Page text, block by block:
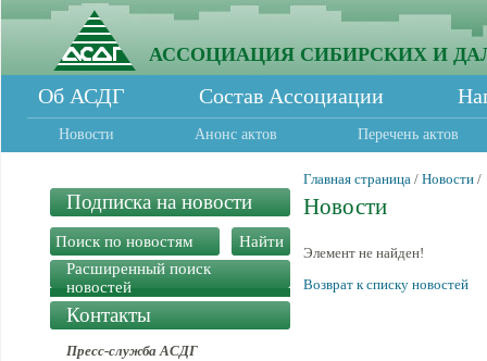
АССОЦИАЦИЯ СИБИРСКИХ И
Об АСДГ Состав Ассоциации
Новости Анонс актов Перечень актов
Подписка на новости
Расширенный поиск
новостей
Контакты
Пресс-служба АСДГ
Главная страница / Новости /
Новости
Элемент не найден!
Возврат к списку новостей